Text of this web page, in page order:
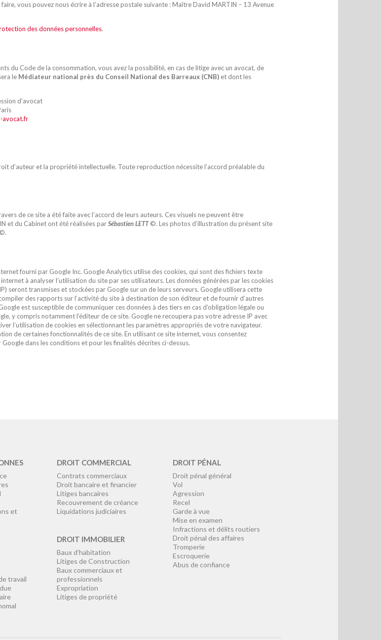
vous pouvez nous écrire à l’adresse postale suivante : Maître David MARTIN – 13 Avenue
des données personnelles.
du Code de la consommation, vous avez la possibilité, en cas de litige avec un avocat, de
le Médiateur national près du Conseil National des Barreaux (CNB) et dont les
d’avocat
avocat.fr
d’auteur et la propriété intellectuelle. Toute reproduction nécessite l’accord préalable du
de ce site a été faite avec l’accord de leurs auteurs. Ces visuels ne peuvent être
et du Cabinet ont été réalisées parSébastien LETT©. Les photos d’illustration du présent site
©.
fourni par Google Inc. Google Analytics utilise des cookies, qui sont des fichiers texte
à analyser l’utilisation du site par ses utilisateurs. Les données générées par les cookies
seront transmises et stockées par Google sur un de leurs serveurs. Google utilisera cette
des rapports sur l’activité du site à destination de son éditeur et de fournir d’autres
est susceptible de communiquer ces données à des tiers en cas d’obligation légale ou
y compris notamment l’éditeur de ce site. Google ne recoupera pas votre adresse IP avec
l’utilisation de cookies en sélectionnant les paramètres appropriés de votre navigateur.
de certaines fonctionnalités de ce site. En utilisant ce site internet, vous consentez
dans les conditions et pour les finalités décrites ci-dessus.
et
travail
DROIT COMMERCIAL
Contrats commerciaux
Droit bancaire et financier
Litiges bancaires
Recouvrement de créance
Liquidations judiciaires
DROIT IMMOBILIER
Baux d’habitation
Litiges de Construction
Baux commerciaux et
professionnels
Expropriation
Litiges de propriété
DROIT PÉNAL
Droit pénal général
Vol
Agression
Recel
Garde à vue
Mise en examen
Infractions et délits routiers
Droit pénal des affaires
Tromperie
Escroquerie
Abus de confiance